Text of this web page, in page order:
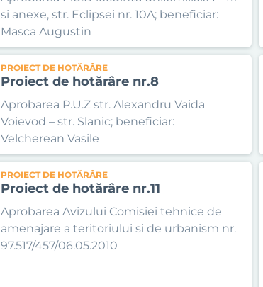
si anexe, str. Eclipsei nr. 10A; beneficiar:
Masca Augustin
PROIECT DE HOTĂRÂRE
Proiect de hotărâre nr.8
Aprobarea P.U.Z str. Alexandru Vaida
Voievod – str. Slanic; beneficiar:
Velcherean Vasile
PROIECT DE HOTĂRÂRE
Proiect de hotărâre nr.11
Aprobarea Avizului Comisiei tehnice de
amenajare a teritoriului si de urbanism nr.
97.517/457/06.05.2010